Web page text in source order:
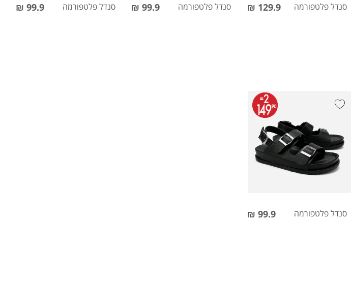
סנדל פלטפורמה 129.9 ₪ סנדל פלטפורמה 99.9 ₪ סנדל פלטפורמה 99.9 ₪
סנדל פלטפורמה 99.9 ₪